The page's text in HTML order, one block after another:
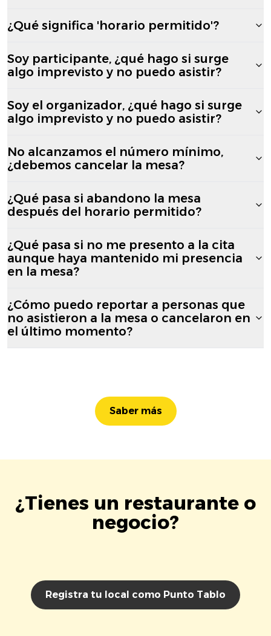
¿Qué significa 'horario permitido'?
Soy participante, ¿qué hago si surge
algo imprevisto y no puedo asistir?
Soy el organizador, ¿qué hago si surge
algo imprevisto y no puedo asistir?
No alcanzamos el número mínimo,
¿debemos cancelar la mesa?
¿Qué pasa si abandono la mesa
después del horario permitido?
¿Qué pasa si no me presento a la cita
aunque haya mantenido mi presencia
en la mesa?
¿Cómo puedo reportar a personas que
no asistieron a la mesa o cancelaron en
el último momento?
Saber más
¿Tienes un restaurante o
negocio?
Registra tu local como Punto Tablo